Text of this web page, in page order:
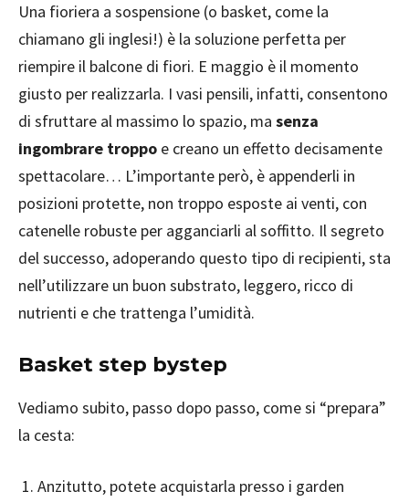
Una fioriera a sospensione (o basket, come la
chiamano gli inglesi!) è la soluzione perfetta per
riempire il balcone di fiori. E maggio è il momento
giusto per realizzarla. I vasi pensili, infatti, consentono
di sfruttare al massimo lo spazio, ma senza
ingombrare troppo e creano un effetto decisamente
spettacolare… L’importante però, è appenderli in
posizioni protette, non troppo esposte ai venti, con
catenelle robuste per agganciarli al soffitto. Il segreto
del successo, adoperando questo tipo di recipienti, sta
nell’utilizzare un buon substrato, leggero, ricco di
nutrienti e che trattenga l’umidità.
Basket step bystep
Vediamo subito, passo dopo passo, come si “prepara”
la cesta:
Anzitutto, potete acquistarla presso i garden